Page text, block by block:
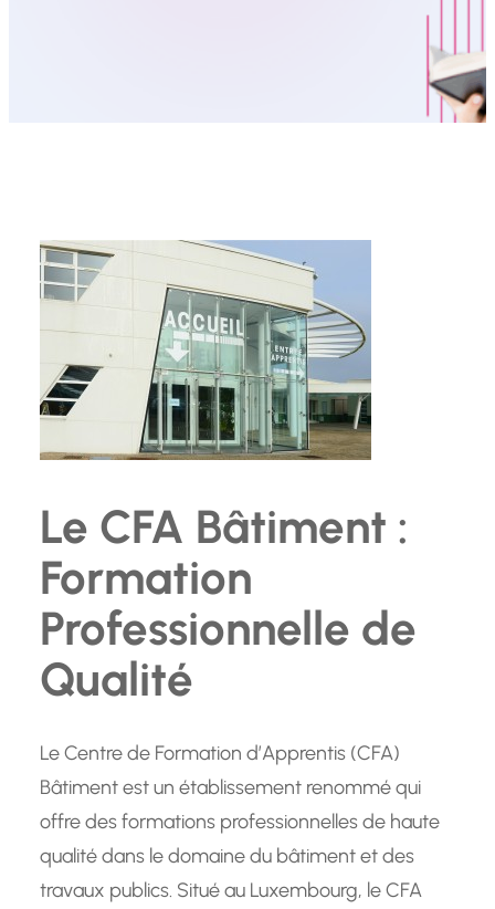
Le CFA Bâtiment :
Formation
Professionnelle de
Qualité
Le Centre de Formation d’Apprentis (CFA)
Bâtiment est un établissement renommé qui
offre des formations professionnelles de haute
qualité dans le domaine du bâtiment et des
travaux publics. Situé au Luxembourg, le CFA